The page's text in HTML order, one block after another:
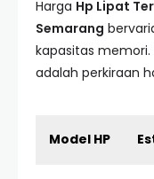
Harga Hp Lipat
Semarang
kapasitas
adalah perkiraan
Model HP